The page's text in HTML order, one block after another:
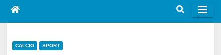
CALCIO SPORT